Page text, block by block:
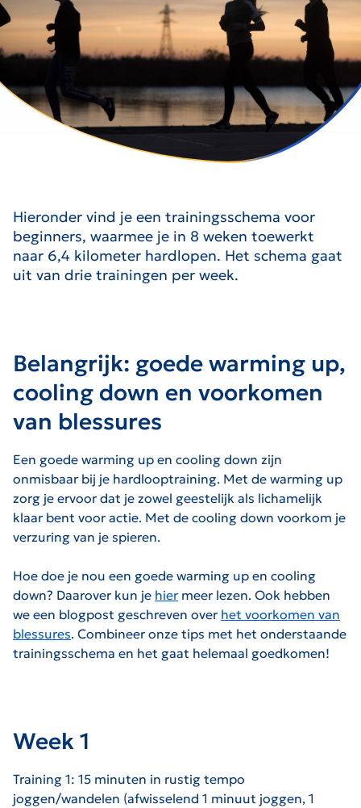
Hieronder vind je een trainingsschema voor
beginners, waarmee je in 8 weken toewerkt
naar 6,4 kilometer hardlopen. Het schema gaat
uit van drie trainingen per week.
Belangrijk: goede warming up,
cooling down en voorkomen
van blessures
Een goede warming up en cooling down zijn
onmisbaar bij je hardlooptraining. Met de warming up
zorg je ervoor dat je zowel geestelijk als lichamelijk
klaar bent voor actie. Met de cooling down voorkom je
verzuring van je spieren.
Hoe doe je nou een goede warming up en cooling
down? Daarover kun je hier meer lezen. Ook hebben
we een blogpost geschreven over het voorkomen van
blessures. Combineer onze tips met het onderstaande
trainingsschema en het gaat helemaal goedkomen!
Week 1
Training 1: 15 minuten in rustig tempo
joggen/wandelen (afwisselend 1 minuut joggen, 1